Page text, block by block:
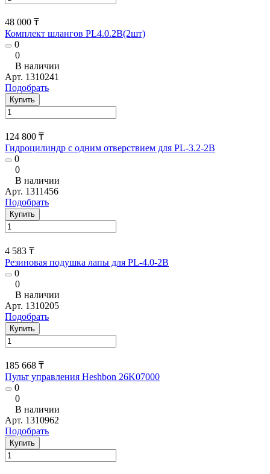
48 000 ₸
Комплект шлангов PL4.0.2В(2шт)
0
0
В наличии
Арт. 1310241
Подобрать
Купить
124 800 ₸
Гидроцилиндр с одним отверствием для PL-3.2-2B
0
0
В наличии
Арт. 1311456
Подобрать
Купить
4 583 ₸
Резиновая подушка лапы для PL-4.0-2B
0
0
В наличии
Арт. 1310205
Подобрать
Купить
185 668 ₸
Пульт управления Heshbon 26K07000
0
0
В наличии
Арт. 1310962
Подобрать
Купить